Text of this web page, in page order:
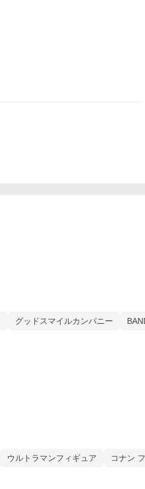
グッドスマイルカンパニー
ウルトラマンフィギュア コナン